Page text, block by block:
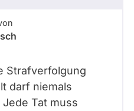
Strafverfolgung
darf niemals
Tat muss